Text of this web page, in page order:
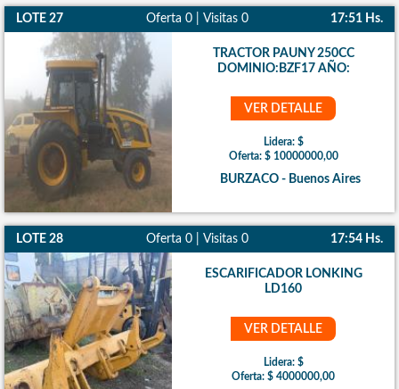
LOTE 27 Oferta 0 | Visitas 0 17:51 Hs.
TRACTOR PAUNY 250CC
DOMINIO:BZF17 AÑO:
VER DETALLE
Lidera: $
Oferta: $ 10000000,00
BURZACO - Buenos Aires
LOTE 28 Oferta 0 | Visitas 0 17:54 Hs.
ESCARIFICADOR LONKING
LD160
VER DETALLE
Lidera: $
Oferta: $ 4000000,00